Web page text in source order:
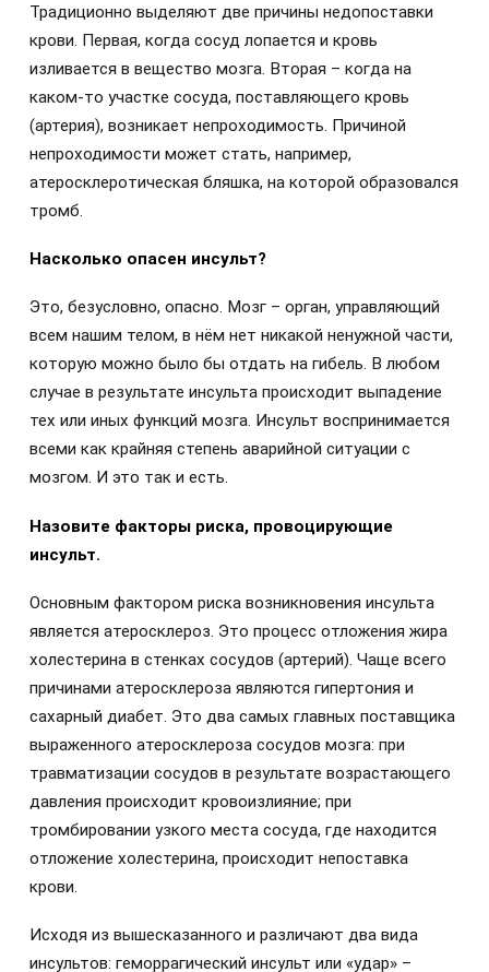
Традиционно выделяют две причины недопоставки
крови. Первая, когда сосуд лопается и кровь
изливается в вещество мозга. Вторая – когда на
каком-то участке сосуда, поставляющего кровь
(артерия), возникает непроходимость. Причиной
непроходимости может стать, например,
атеросклеротическая бляшка, на которой образовался
тромб.
Насколько опасен инсульт?
Это, безусловно, опасно. Мозг – орган, управляющий
всем нашим телом, в нём нет никакой ненужной части,
которую можно было бы отдать на гибель. В любом
случае в результате инсульта происходит выпадение
тех или иных функций мозга. Инсульт воспринимается
всеми как крайняя степень аварийной ситуации с
мозгом. И это так и есть.
Назовите факторы риска, провоцирующие
инсульт.
Основным фактором риска возникновения инсульта
является атеросклероз. Это процесс отложения жира
холестерина в стенках сосудов (артерий). Чаще всего
причинами атеросклероза являются гипертония и
сахарный диабет. Это два самых главных поставщика
выраженного атеросклероза сосудов мозга: при
травматизации сосудов в результате возрастающего
давления происходит кровоизлияние; при
тромбировании узкого места сосуда, где находится
отложение холестерина, происходит непоставка
крови.
Исходя из вышесказанного и различают два вида
инсультов: геморрагический инсульт или «удар» –